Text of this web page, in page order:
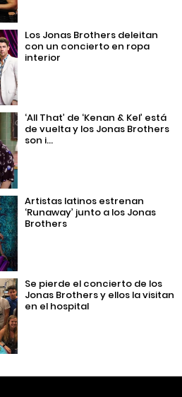
Los Jonas Brothers deleitan
con un concierto en ropa
interior
‘All That’ de ‘Kenan & Kel’ está
de vuelta y los Jonas Brothers
son i...
Artistas latinos estrenan
‘Runaway’ junto a los Jonas
Brothers
Se pierde el concierto de los
Jonas Brothers y ellos la visitan
en el hospital